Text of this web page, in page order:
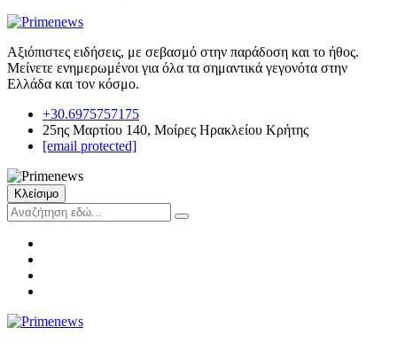
Αξιόπιστες ειδήσεις, με σεβασμό στην παράδοση και το ήθος.
Μείνετε ενημερωμένοι για όλα τα σημαντικά γεγονότα στην
Ελλάδα και τον κόσμο.
+30.6975757175
25ης Μαρτίου 140, Μοίρες Ηρακλείου Κρήτης
[email protected]
Κλείσιμο